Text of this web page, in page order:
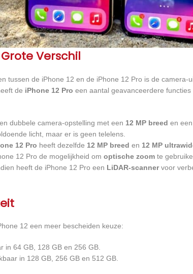
Verschil
tussen de iPhone 12 en de iPhone 12 Pro is de camera-
de iPhone 12 Pro een aantal geavanceerdere
dubbele camera-opstelling met een 12 MP breed en een
licht, maar er is geen telelens.
12 Pro heeft dezelfde 12 MP breed en 12 MP
12 Pro de mogelijkheid om optische zoom te
heeft de iPhone 12 Pro een LiDAR-scannervoor
12 een meer bescheiden keuze:
in 64 GB, 128 GB en 256 GB.
in 128 GB, 256 GB en 512 GB.